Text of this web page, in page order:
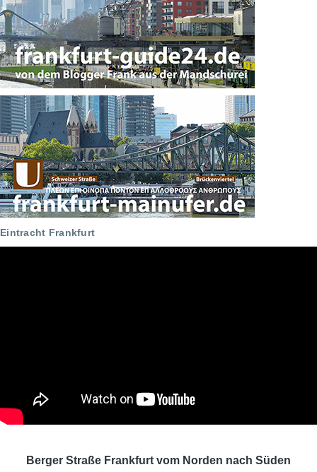
Eintracht Frankfurt
Berger Straße Frankfurt vom Norden nach Süden